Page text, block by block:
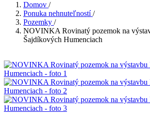
Domov /
Ponuka nehnuteľností /
Pozemky /
NOVINKA Rovinatý pozemok na
Šajdíkových Humenciach